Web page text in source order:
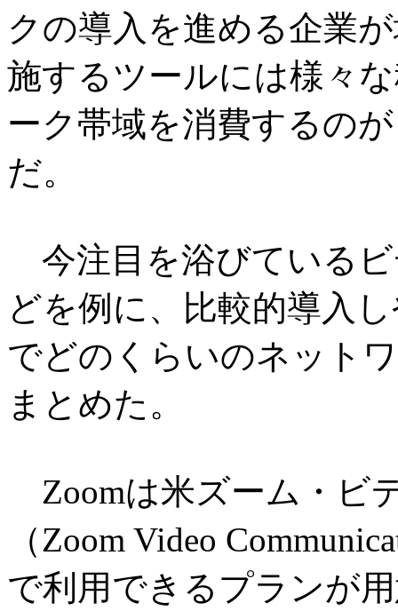
クの導入を進める企業
施するツールには様々
ーク帯域を消費するの
だ。
今注目を浴びているビ
どを例に、比較的導入
でどのくらいのネット
まとめた。
Zoomは米ズーム・ビ
（Zoom Video
で利用できるプランが